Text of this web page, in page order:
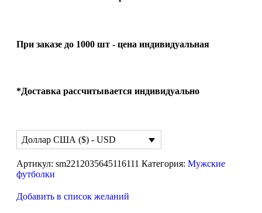
При заказе до 1000 шт - цена индивидуальная
*Доставка рассчитывается индивидуально
Доллар США ($) - USD
Артикул: sm2212035645116111 Категория: Мужские
футболки
Добавить в список желаний